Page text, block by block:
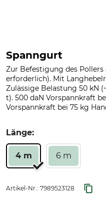
Spanngurt
Zur Befestigung des
erforderlich). Mit
Zulässige Belastung 50 kN
t). 500 daN Vorspannkraft
Vorspannkraft bei 75 kg
Länge:
4 m 6 m
Artikel-Nr.: 7989523128